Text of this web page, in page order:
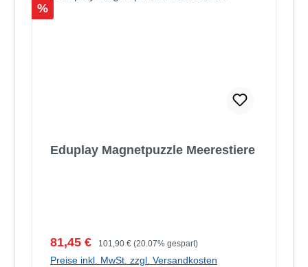
Rabatt
%
Eduplay Magnetpuzzle Meerestiere
Verkaufspreis:
81,45 € Regulärer Preis:
101,90 € (20.07% gespart)
Preise inkl. MwSt. zzgl. Versandkosten